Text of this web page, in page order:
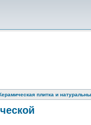
плитка и